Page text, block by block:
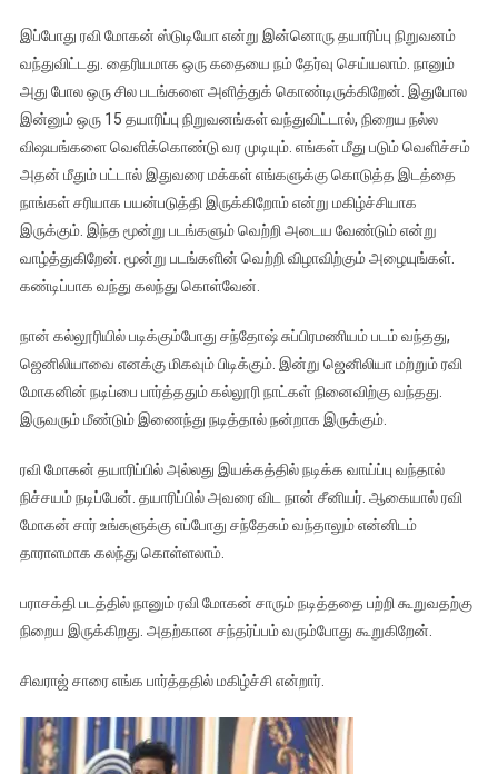
இப்போது ரவி மோகன் ஸ்டுடியோ என்று இன்னொரு தயாரிப்பு நிறுவனம்
வந்துவிட்டது. தைரியமாக ஒரு கதையை நம் தேர்வு செய்யலாம். நானும்
அது போல ஒரு சில படங்களை அளித்துக் கொண்டிருக்கிறேன். இதுபோல
இன்னும் ஒரு 15 தயாரிப்பு நிறுவனங்கள் வந்துவிட்டால், நிறைய நல்ல
விஷயங்களை வெளிக்கொண்டு வர முடியும். எங்கள் மீது படும் வெளிச்சம்
அதன் மீதும் பட்டால் இதுவரை மக்கள் எங்களுக்கு கொடுத்த இடத்தை
நாங்கள் சரியாக பயன்படுத்தி இருக்கிறோம் என்று மகிழ்ச்சியாக
இருக்கும். இந்த மூன்று படங்களும் வெற்றி அடைய வேண்டும் என்று
வாழ்த்துகிறேன். மூன்று படங்களின் வெற்றி விழாவிற்கும் அழையுங்கள்.
கண்டிப்பாக வந்து கலந்து கொள்வேன்.
நான் கல்லூரியில் படிக்கும்போது சந்தோஷ் சுப்பிரமணியம் படம் வந்தது,
ஜெனிலியாவை எனக்கு மிகவும் பிடிக்கும். இன்று ஜெனிலியா மற்றும் ரவி
மோகனின் நடிப்பை பார்த்ததும் கல்லூரி நாட்கள் நினைவிற்கு வந்தது.
இருவரும் மீண்டும் இணைந்து நடித்தால் நன்றாக இருக்கும்.
ரவி மோகன் தயாரிப்பில் அல்லது இயக்கத்தில் நடிக்க வாய்ப்பு வந்தால்
நிச்சயம் நடிப்பேன். தயாரிப்பில் அவரை விட நான் சீனியர். ஆகையால் ரவி
மோகன் சார் உங்களுக்கு எப்போது சந்தேகம் வந்தாலும் என்னிடம்
தாராளமாக கலந்து கொள்ளலாம்.
பராசக்தி படத்தில் நானும் ரவி மோகன் சாரும் நடித்ததை பற்றி கூறுவதற்கு
நிறைய இருக்கிறது. அதற்கான சந்தர்ப்பம் வரும்போது கூறுகிறேன்.
சிவராஜ் சாரை எங்க பார்த்ததில் மகிழ்ச்சி என்றார்.